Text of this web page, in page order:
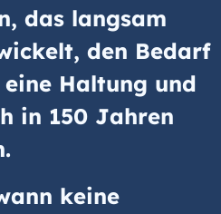
das langsam
den Bedarf
Haltung und
in 150 Jahren
keine